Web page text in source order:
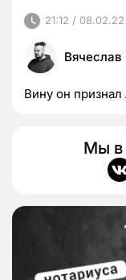
21:12 / 08.02.22
Вячеслав
Вину он
Мы в